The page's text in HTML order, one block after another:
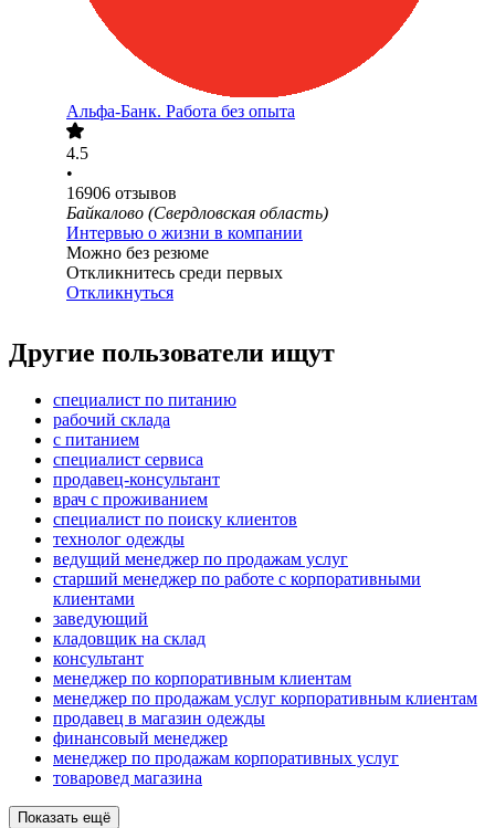
Альфа-Банк. Работа без опыта
4.5
•
16906 отзывов
Байкалово (Свердловская область)
Интервью о жизни в компании
Можно без резюме
Откликнитесь среди первых
Откликнуться
Другие пользователи ищут
специалист по питанию
рабочий склада
с питанием
специалист сервиса
продавец-консультант
врач с проживанием
специалист по поиску клиентов
технолог одежды
ведущий менеджер по продажам услуг
старший менеджер по работе с корпоративными
клиентами
заведующий
кладовщик на склад
консультант
менеджер по корпоративным клиентам
менеджер по продажам услуг корпоративным клиентам
продавец в магазин одежды
финансовый менеджер
менеджер по продажам корпоративных услуг
товаровед магазина
Показать ещё